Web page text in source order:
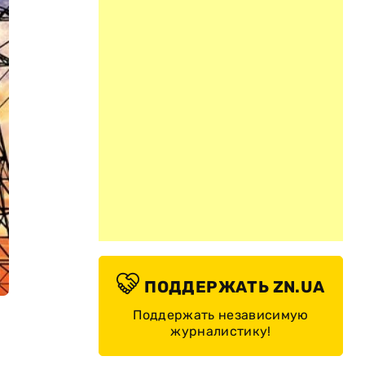
ПОДДЕРЖАТЬ ZN.UA
Поддержать независимую
журналистику!